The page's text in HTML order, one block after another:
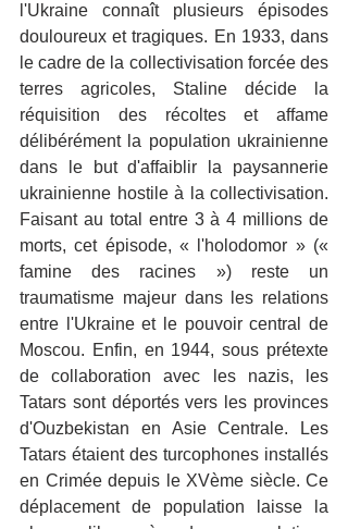
l'Ukraine connaît plusieurs épisodes
douloureux et tragiques. En 1933, dans
le cadre de la collectivisation forcée des
terres agricoles, Staline décide la
réquisition des récoltes et affame
délibérément la population ukrainienne
dans le but d'affaiblir la paysannerie
ukrainienne hostile à la collectivisation.
Faisant au total entre 3 à 4 millions de
morts, cet épisode, « l'holodomor » («
famine des racines ») reste un
traumatisme majeur dans les relations
entre l'Ukraine et le pouvoir central de
Moscou. Enfin, en 1944, sous prétexte
de collaboration avec les nazis, les
Tatars sont déportés vers les provinces
d'Ouzbekistan en Asie Centrale. Les
Tatars étaient des turcophones installés
en Crimée depuis le XVème siècle. Ce
déplacement de population laisse la